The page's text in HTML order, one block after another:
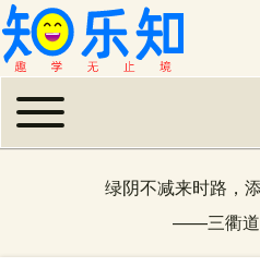
主导航
Toggle main menu
绿阴不减来时路，
——三衢